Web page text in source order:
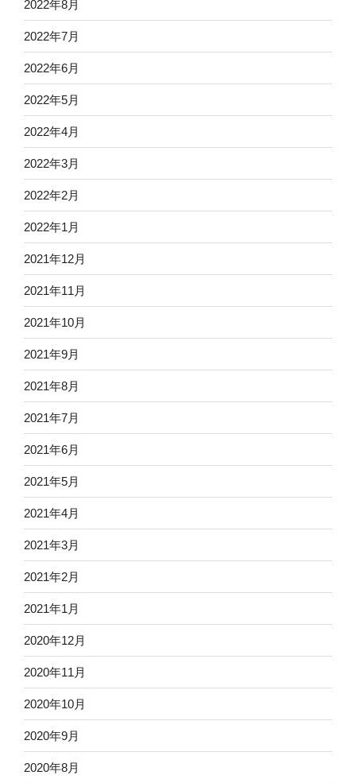
2022年8月
2022年7月
2022年6月
2022年5月
2022年4月
2022年3月
2022年2月
2022年1月
2021年12月
2021年11月
2021年10月
2021年9月
2021年8月
2021年7月
2021年6月
2021年5月
2021年4月
2021年3月
2021年2月
2021年1月
2020年12月
2020年11月
2020年10月
2020年9月
2020年8月